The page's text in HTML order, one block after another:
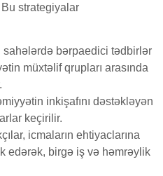
strategiyalar
sahələrdə bərpaedici tədbirlər
müxtəlif qrupları arasında
inkişafını dəstəkləyən
keçirilir.
icmaların ehtiyaclarına
edərək, birgə iş və həmrəylik